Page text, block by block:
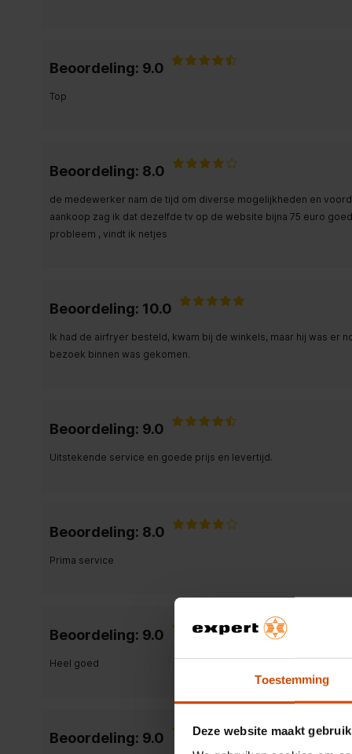
Toestemming
Deze website maakt
Beoordeling: 9.0
Top
Beoordeling: 8.0
de medewerker nam de tijd om diverse mogelijkheden en
aankoop zag ik dat dezelfde tv op de website bijna 75 euro
probleem , vindt ik netjes
Beoordeling: 10.0
Ik had de airfryer besteld, kwam bij de winkels, maar hij was er
bezoek binnen was gekomen.
Beoordeling: 9.0
Uitstekende service en goede prijs en levertijd.
Beoordeling: 8.0
Prima service
Beoordeling: 9.0
Heel goed
Beoordeling: 9.0